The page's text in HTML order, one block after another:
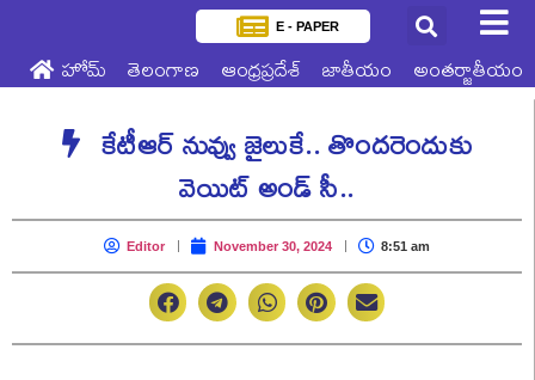
E - PAPER
హోమ్ తెలంగాణ ఆంధ్రప్రదేశ్ జాతీయం అంతర్జాతీయం
కేటీఆర్ నువ్వు జైలుకే.. తొందరెందుకు
వెయిట్ అండ్ సీ..
Editor November 30, 2024 8:51 am